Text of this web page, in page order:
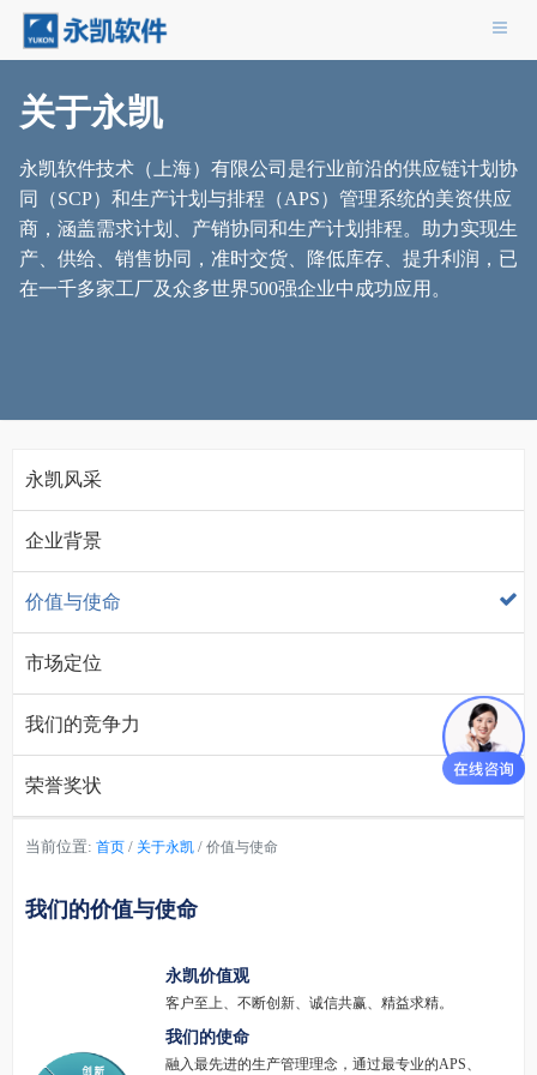
导航
关于永凯
永凯软件技术（上海）有限公司是行业前沿的供应链计划协
同（SCP）和生产计划与排程（APS）管理系统的美资供应
商，涵盖需求计划、产销协同和生产计划排程。助力实现生
产、供给、销售协同，准时交货、降低库存、提升利润，已
在一千多家工厂及众多世界500强企业中成功应用。
永凯风采
企业背景
价值与使命
市场定位
我们的竞争力
荣誉奖状
当前位置: 首页 / 关于永凯 / 价值与使命
我们的价值与使命
永凯价值观
客户至上、不断创新、诚信共赢、精益求精。
我们的使命
融入最先进的生产管理理念，通过最专业的APS、